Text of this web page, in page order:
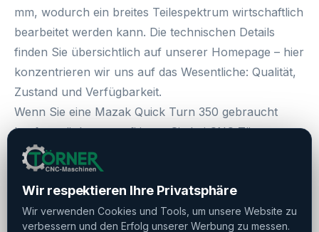
mm, wodurch ein breites Teilespektrum wirtschaftlich
bearbeitet werden kann. Die technischen Details
finden Sie übersichtlich auf unserer Homepage – hier
konzentrieren wir uns auf das Wesentliche: Qualität,
Zustand und Verfügbarkeit.
Wenn Sie eine Mazak Quick Turn 350 gebraucht
kaufenmöchten, profitieren Sie bei CNC Törner von
transparenter Beratung, fairen Preisen und
langjähriger Erfahrung im Handel mit hochwertigen
CNC-Drehmaschinen. Sprechen Sie uns an – wir
unterstützen Sie kompetent von der Anfrage bis zur
Wir respektieren Ihre Privatsphäre
Wir verwenden Cookies und Tools, um unsere Website zu
verbessern und den Erfolg unserer Werbung zu messen.